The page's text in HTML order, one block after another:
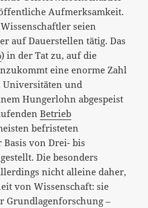
Aufmerksamkeit.
seien
auf Dauerstellen tätig. Das
) in der Tat zu, auf die
eine enorme Zahl
Universitäten und
Hungerlohn abgespeist
Betrieb
befristeten
von Drei- bis
Die besonders
nicht alleine daher,
von Wissenschaft: sie
Grundlagenforschung –